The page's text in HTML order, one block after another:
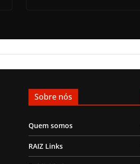
Sobre nós
Quem somos
RAIZ Links